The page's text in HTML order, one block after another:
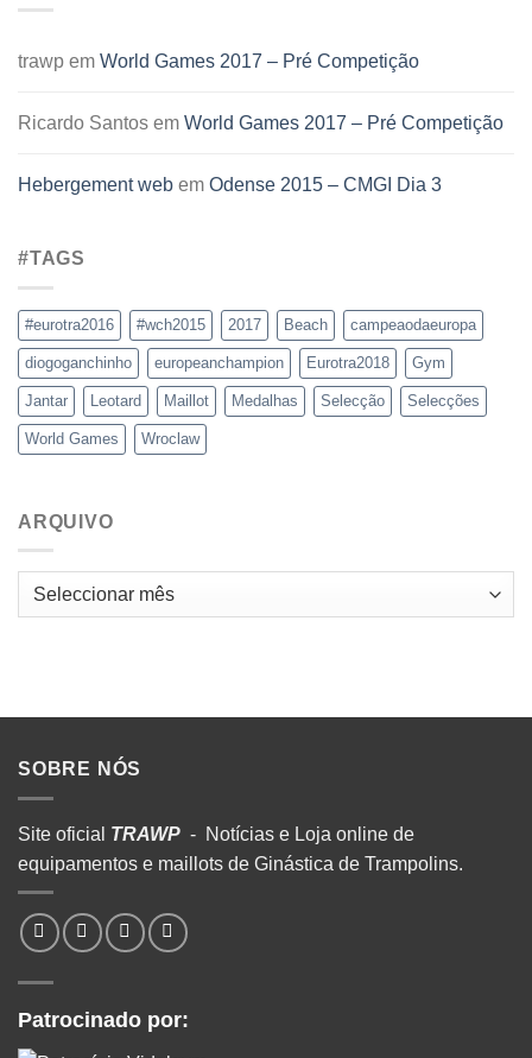
trawp em World Games 2017 – Pré Competição
Ricardo Santos em World Games 2017 – Pré Competição
Hebergement web em Odense 2015 – CMGI Dia 3
#TAGS
#eurotra2016 #wch2015 2017 Beach campeaodaeuropa
diogoganchinho europeanchampion Eurotra2018 Gym
Jantar Leotard Maillot Medalhas Selecção Selecções
World Games Wroclaw
ARQUIVO
Arquivo
SOBRE NÓS
Site oficial TRAWP - Notícias e Loja online de
equipamentos e maillots de Ginástica de Trampolins.
Patrocinado por: